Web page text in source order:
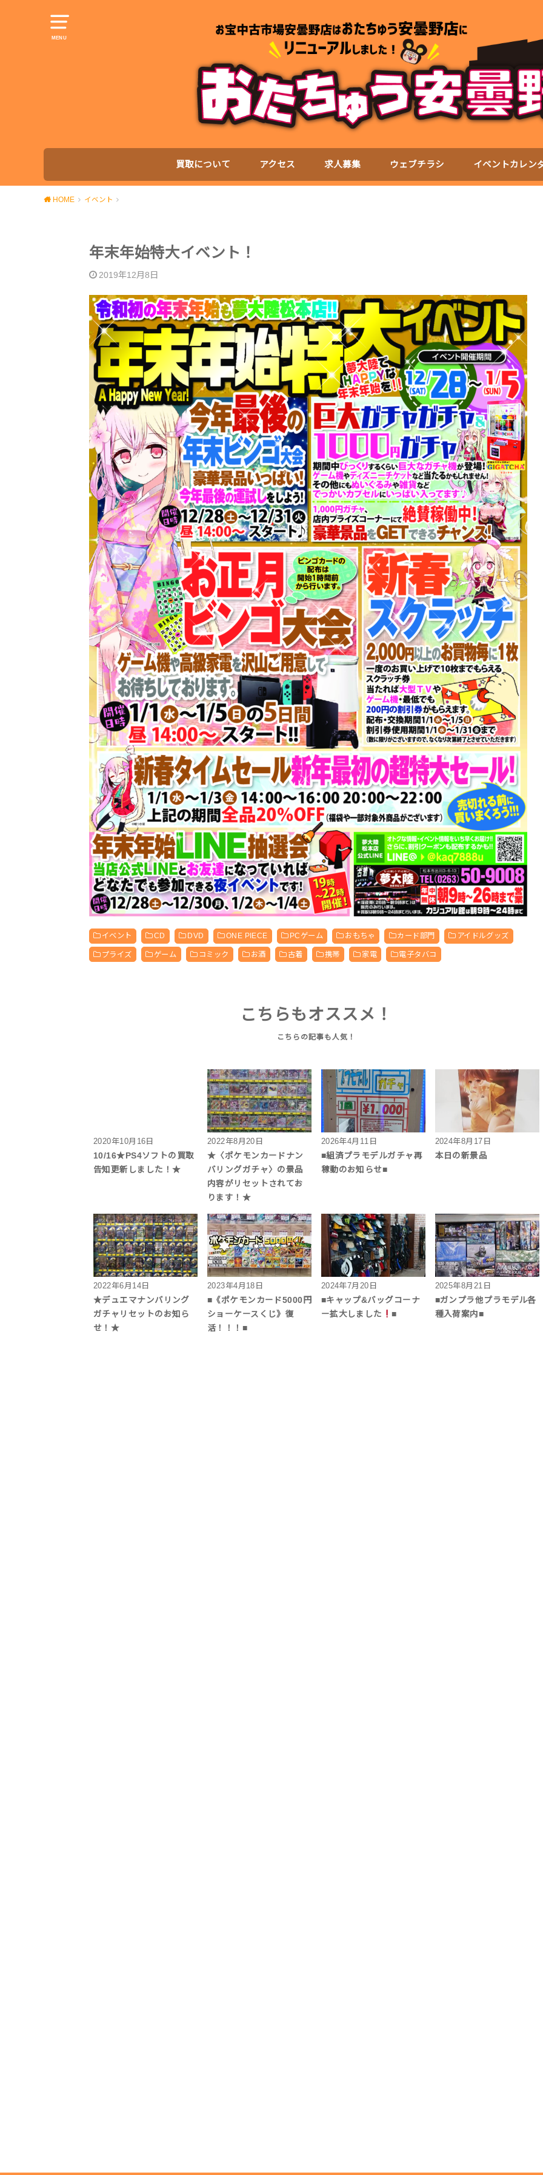
MENU
買取について アクセス 求人募集 ウェブチラシ イベントカレン
HOME イベント
年末年始特大イベント！
2019年12月8日
イベント CD DVD ONE PIECE PCゲーム おもちゃ カード部門 アイドルグッズ
プライズ ゲーム コミック お酒 古着 携帯 家電 電子タバコ
こちらもオススメ！
2020年10月16日
10/16★PS4ソフトの買取
告知更新しました！★
2022年8月20日
★〈ポケモンカードナン
バリングガチャ〉の景品
内容がリセットされてお
ります！★
2026年4月11日
■組済プラモデルガチャ再
稼動のお知らせ■
2024年8月17日
本日の新景品
2022年6月14日
★デュエマナンバリング
ガチャリセットのお知ら
せ！★
2023年4月18日
■《ポケモンカード5000円
ショーケースくじ》復
活！！！■
2024年7月20日
■キャップ&バッグコーナ
ー拡大しました
■
2025年8月21日
■ガンプラ他プラモデル各
種入荷案内■